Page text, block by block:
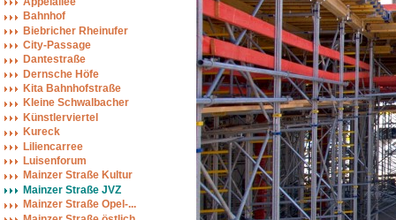
Bahnhof
Biebricher Rheinufer
City-Passage
Dantestraße
Dernsche Höfe
Kita Bahnhofstraße
Kleine Schwalbacher
Künstlerviertel
Kureck
Liliencarree
Luisenforum
Mainzer Straße Kultur
Mainzer Straße JVZ
Mainzer Straße Opel-...